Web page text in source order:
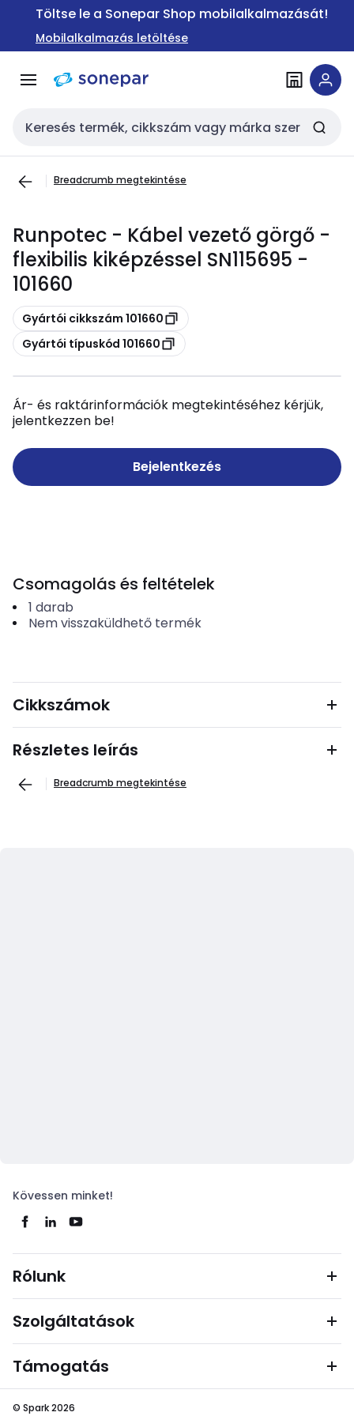
Ugrás a
Ugrás a
tartalomra
Töltse le a Sonepar Shop mobilalkalmazását!
Mobilalkalmazás letöltése
Keresési bemenet
Breadcrumb megtekintése
Runpotec - Kábel vezető görgő -
flexibilis kiképzéssel SN115695 -
101660
Másolás
Gyártói cikkszám 101660
Másolás
Gyártói típuskód 101660
Ár- és raktárinformációk megtekintéséhez kérjük,
jelentkezzen be!
Bejelentkezés
Csomagolás és feltételek
1 darab
Nem visszaküldhető termék
Cikkszámok
Részletes leírás
Breadcrumb megtekintése
Kövessen minket!
Rólunk
Szolgáltatások
Támogatás
© Spark 2026